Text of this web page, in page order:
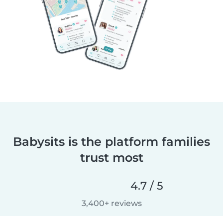
Babysits is the platform families
trust most
4.7 / 5
3,400+ reviews